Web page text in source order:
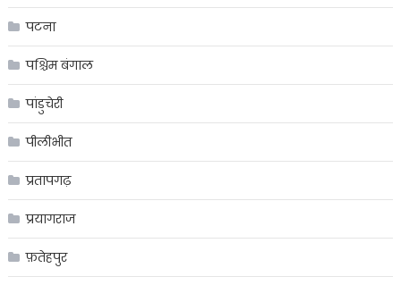
पटना
पश्चिम बंगाल
पांडुचेरी
पीलीभीत
प्रतापगढ़
प्रयागराज
फ़तेहपुर